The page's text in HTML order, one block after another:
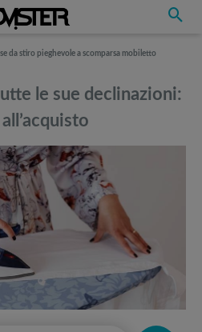
da stiro pieghevole a scomparsa mobiletto
le sue declinazioni: